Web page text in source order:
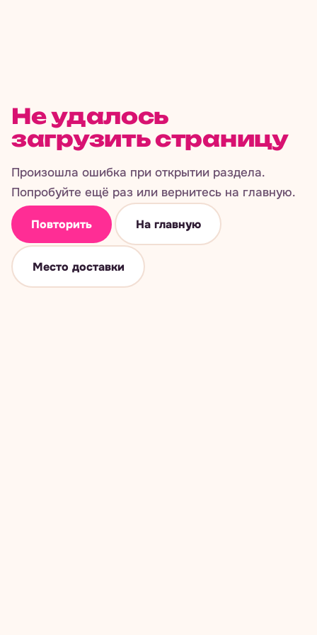
Не удалось
загрузить страницу
Произошла ошибка при открытии раздела.
Попробуйте ещё раз или вернитесь на главную.
Повторить На главную
Место доставки